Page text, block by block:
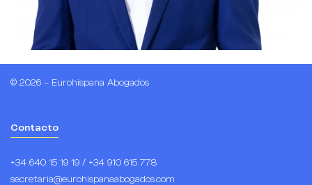
© 2026 – Eurohispana Abogados
Contacto
+34 640 15 19 19 / +34 910 615 778
secretaria@eurohispanaabogados.com